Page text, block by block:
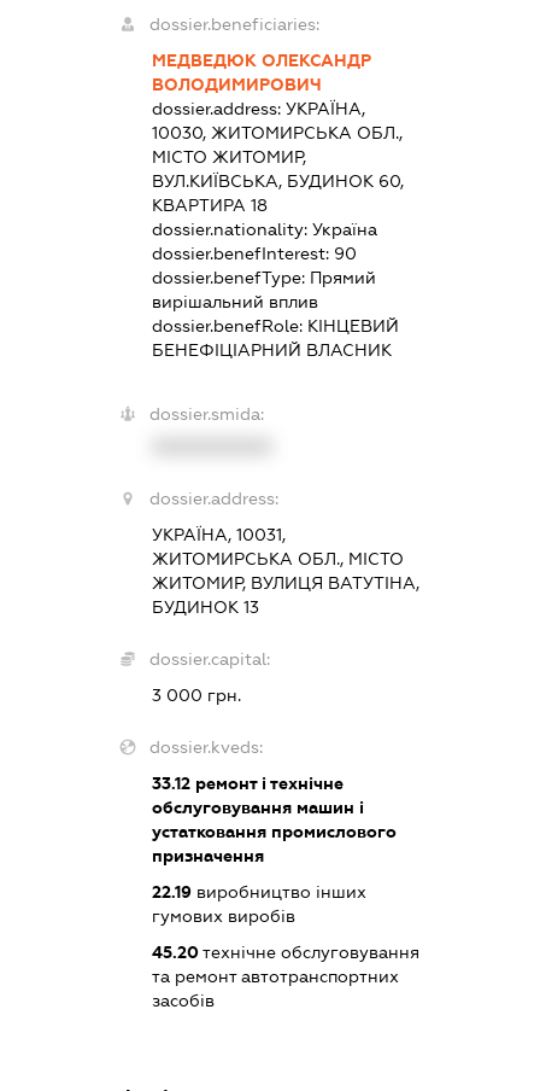
dossier.beneficiaries:
МЕДВЕДЮК ОЛЕКСАНДР
ВОЛОДИМИРОВИЧ
dossier.address:УКРАЇНА,
10030, ЖИТОМИРСЬКА ОБЛ.,
МІСТО ЖИТОМИР,
ВУЛ.КИЇВСЬКА, БУДИНОК 60,
КВАРТИРА 18
dossier.nationality:Україна
dossier.benefInterest: 90
dossier.benefType: Прямий
вирішальний вплив
dossier.benefRole: КІНЦЕВИЙ
БЕНЕФІЦІАРНИЙ ВЛАСНИК
dossier.smida:
dossier.address:
УКРАЇНА, 10031,
ЖИТОМИРСЬКА ОБЛ., МІСТО
ЖИТОМИР, ВУЛИЦЯ ВАТУТІНА,
БУДИНОК 13
dossier.capital:
3 000 грн.
dossier.kveds:
33.12 ремонт і технічне
обслуговування машин і
устатковання промислового
призначення
22.19 виробництво інших
гумових виробів
45.20технічне обслуговування
та ремонт автотранспортних
засобів